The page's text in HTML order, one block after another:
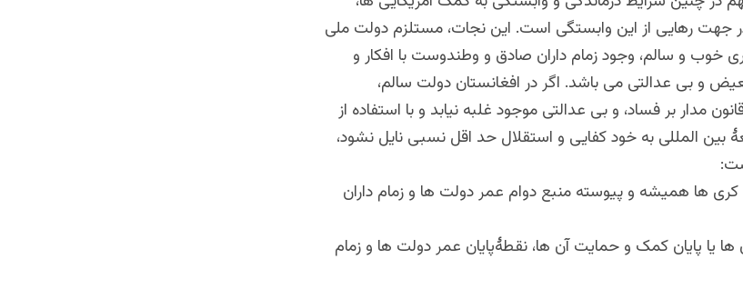
جهت رهایی از این وابستگی است. این نجات، مستلزم دولت ملی
خوب و سالم، وجود زمام داران صادق و وطندوست با افکار و
و بی عدالتی می باشد. اگر در افغانستان دولت سالم،
مدار بر فساد، و بی عدالتی موجود غلبه نیابد و با استفاده از
بین المللی به خود کفایی و استقلال حد اقل نسبی نایل نشود،
ها همیشه و پیوسته منبع دوام عمر دولت ها و زمام داران
یا پایان کمک و حمایت آن ها، نقطۀپایان عمر دولت ها و زمام